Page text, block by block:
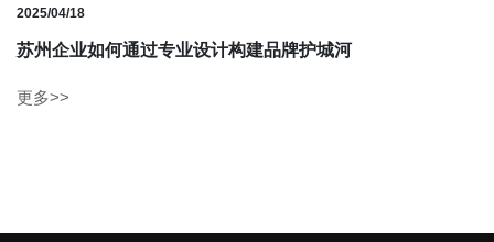
2025/04/18
苏州企业如何通过专业设计构建品牌护城河
更多>>